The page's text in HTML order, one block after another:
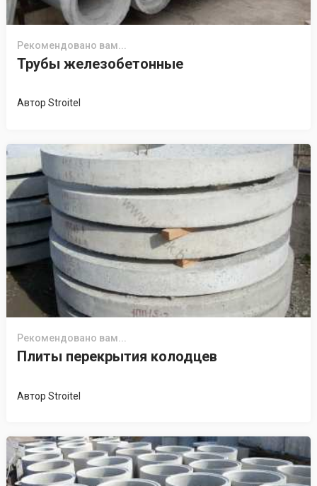
Рекомендовано вам...
Трубы железобетонные
Автор Stroitel
Рекомендовано вам...
Плиты перекрытия колодцев
Автор Stroitel